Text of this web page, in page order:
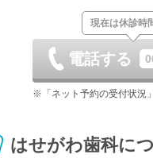
8/30
休
土
9/5
日
9/6
9/12
9/13
現在は休診時
電話する
※「ネット予約の受付状況
はせがわ歯科に